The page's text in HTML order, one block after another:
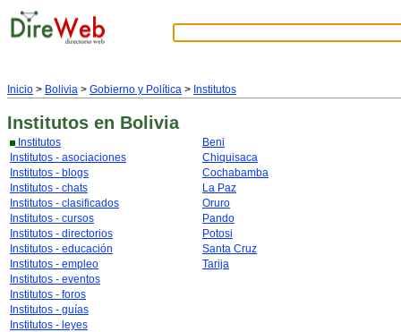
Inicio > Bolivia > Gobierno y Política > Institutos
Institutos en Bolivia
Institutos
Institutos - asociaciones
Institutos - blogs
Institutos - chats
Institutos - clasificados
Institutos - cursos
Institutos - directorios
Institutos - educación
Institutos - empleo
Institutos - eventos
Institutos - foros
Institutos - guías
Institutos - leyes
Beni
Chiquisaca
Cochabamba
La Paz
Oruro
Pando
Potosi
Santa Cruz
Tarija